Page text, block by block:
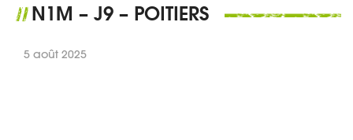
//N1M – J9 – POITIERS
5 août 2025